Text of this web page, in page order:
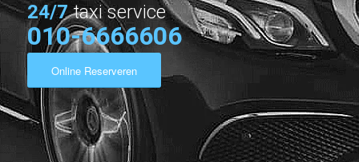
24/7 taxi service
010-6666606
Online Reserveren